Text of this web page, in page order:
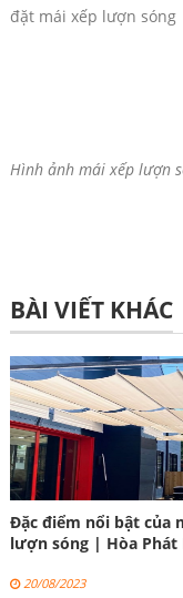
đặt mái xếp lượn sóng
Hình ảnh mái xếp lượn
BÀI VIẾT KHÁC
Đặc điểm nổi bật của
lượn sóng | Hòa Phát
20/08/2023